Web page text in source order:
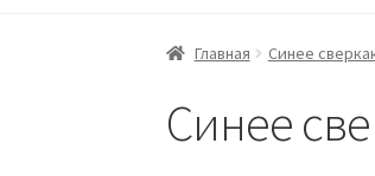
Главная Синее
Синее